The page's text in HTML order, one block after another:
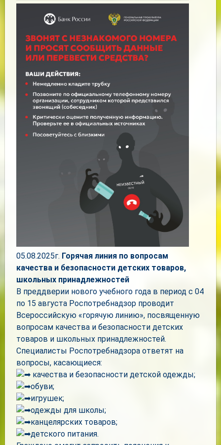
05.08.2025г. Горячая линия по вопросам
качества и безопасности детских товаров,
школьных принадлежностей
В преддверии нового учебного года в период с 04
по 15 августа Роспотребнадзор проводит
Всероссийскую «горячую линию», посвященную
вопросам качества и безопасности детских
товаров и школьных принадлежностей.
Специалисты Роспотребнадзора ответят на
вопросы, касающиеся:
качества и безопасности детской одежды;
обуви;
игрушек;
одежды для школы;
канцелярских товаров;
детского питания.